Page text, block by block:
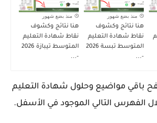
منذ بضع شهور
هنا نتائج وكشوف
نقاط شهادة التعليم
المتوسط تبسة 2026
-...
منذ بضع شهور
هنا نتائج وكشوف
نقاط شهادة التعليم
المتوسط تيبازة 2026
-...
باقي مواضيع وحلول شهادة التعليم
الفهرس التالي الموجود في الأسفل.